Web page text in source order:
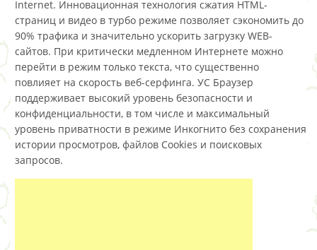
Internet. Инновационная технология сжатия HTML-
страниц и видео в турбо режиме позволяет сэкономить до
90% трафика и значительно ускорить загрузку WEB-
сайтов. При критически медленном Интернете можно
перейти в режим только текста, что существенно
повлияет на скорость веб-серфинга. УС Браузер
поддерживает высокий уровень безопасности и
конфиденциальности, в том числе и максимальный
уровень приватности в режиме Инкогнито без сохранения
истории просмотров, файлов Cookies и поисковых
запросов.